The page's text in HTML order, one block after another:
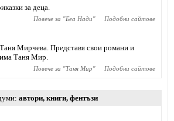
за деца.
Повече за "Беа Нади" Подобни сайтове
Мирчева. Представя свои романи и
Таня Мир.
Повече за "Таня Мир" Подобни сайтове
автори, книги, фентъзи